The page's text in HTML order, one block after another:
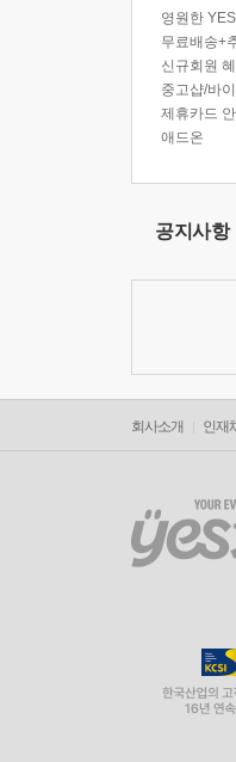
영원한
무료배송+
신규회원
중고샵/바
제휴카드
애드온
공지사항
회사소개 인재